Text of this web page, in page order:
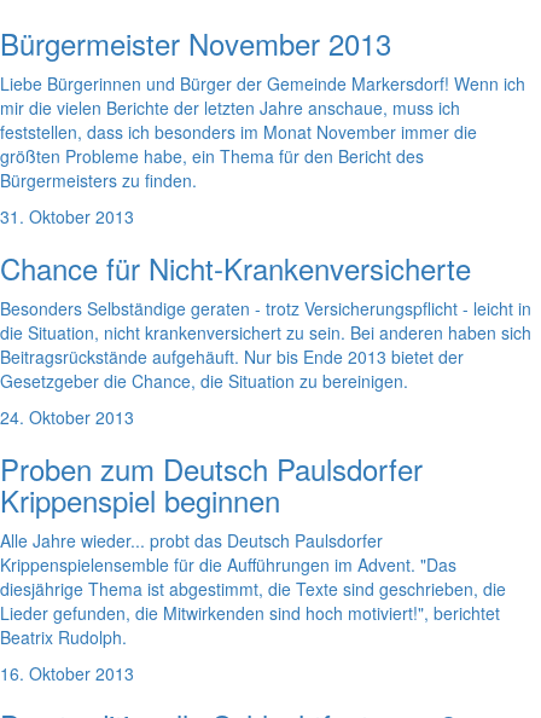
Bürgermeister November 2013
Liebe Bürgerinnen und Bürger der Gemeinde Markersdorf! Wenn ich
mir die vielen Berichte der letzten Jahre anschaue, muss ich
feststellen, dass ich besonders im Monat November immer die
größten Probleme habe, ein Thema für den Bericht des
Bürgermeisters zu finden.
31. Oktober 2013
Chance für Nicht-Krankenversicherte
Besonders Selbständige geraten - trotz Versicherungspflicht - leicht in
die Situation, nicht krankenversichert zu sein. Bei anderen haben sich
Beitragsrückstände aufgehäuft. Nur bis Ende 2013 bietet der
Gesetzgeber die Chance, die Situation zu bereinigen.
24. Oktober 2013
Proben zum Deutsch Paulsdorfer
Krippenspiel beginnen
Alle Jahre wieder... probt das Deutsch Paulsdorfer
Krippenspielensemble für die Aufführungen im Advent. "Das
diesjährige Thema ist abgestimmt, die Texte sind geschrieben, die
Lieder gefunden, die Mitwirkenden sind hoch motiviert!", berichtet
Beatrix Rudolph.
16. Oktober 2013